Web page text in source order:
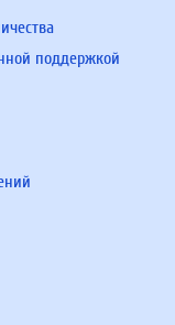
поддержкой